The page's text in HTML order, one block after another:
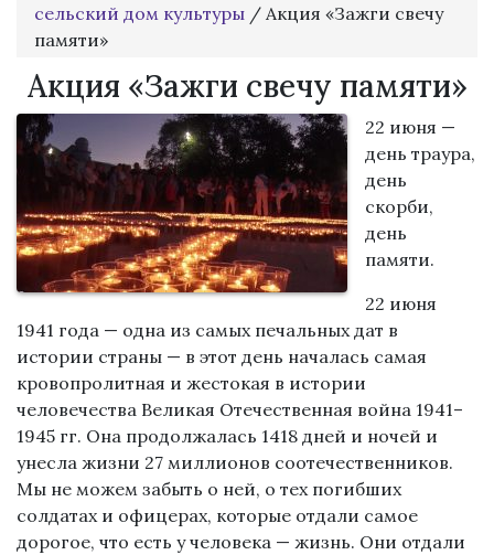
сельский дом культуры / Акция «Зажги свечу
памяти»
Акция «Зажги свечу памяти»
22 июня —
день траура,
день
скорби,
день
памяти.
22 июня
1941 года — одна из самых печальных дат в
истории страны — в этот день началась самая
кровопролитная и жестокая в истории
человечества Великая Отечественная война 1941–
1945 гг. Она продолжалась 1418 дней и ночей и
унесла жизни 27 миллионов соотечественников.
Мы не можем забыть о ней, о тех погибших
солдатах и офицерах, которые отдали самое
дорогое, что есть у человека — жизнь. Они отдали